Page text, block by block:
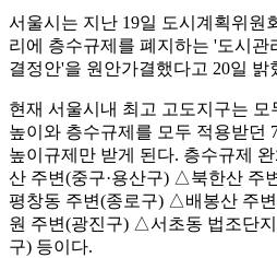
서울시는 지난 19일 도시계획위원
리에 층수규제를 폐지하는 '도시관
결정안'을 원안가결했다고 20일 밝
현재 서울시내 최고 고도지구는 모
높이와 층수규제를 모두 적용받던
높이규제만 받게 된다. 층수규제
산 주변(중구·용산구) △북한산 주
평창동 주변(종로구) △배봉산 주
원 주변(광진구) △서초동 법조단
구) 등이다.